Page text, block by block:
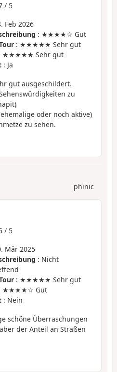
/ 5
Feb 2026
: ★★★★☆ Gut
: ★★★★★ Sehr gut
★★★★★ Sehr gut
: Ja
gut ausgeschildert.
zu
oder noch aktive)
zu sehen.
phinic
/ 5
Mär 2025
: Nicht
: ★★★★★ Sehr gut
★★★★☆ Gut
: Nein
schöne Überraschungen
der Anteil an Straßen